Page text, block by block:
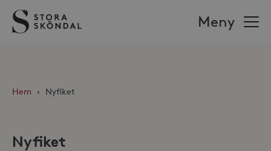
Stora
Sköndal
Meny
Hem › Nyfiket
Nyfiket